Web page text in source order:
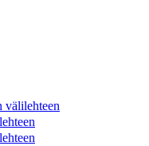
välilehteen